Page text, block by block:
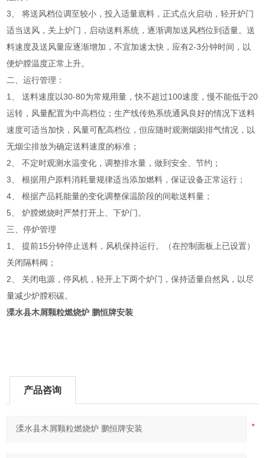
3、 将送风档位调至较小，投入适量底料，正式点火启动，轻开炉门
适当送风，关上炉门，启动送料系统，逐渐调加送风档位到适量。送
料速度及送风量应逐渐增加，不宜加速太快，应有2-3分钟时间，以
便炉膛温度正常上升。
二、运行管理：
1、 送料速度以30-80为常规用量，快不超过100速度，慢不能低于20
运转，风量配置为中高档位；生产线传热系统通风良好的情况下送料
速度可适当加快，风量可配高档位，但应随时观测烟囱排气情况，以
无烟尘排放为确定送料速度的标准；
2、 不定时观测水温变化，调整排水量，做到安全、节约；
3、 根据用户原料消耗量规律适当添加燃料，保证设备正常运行；
4、 根据产品耗能量的变化调整保温阶段的间歇送料量；
5、 炉膛燃烧时严禁打开上、下炉门。
三、停炉管理
1、 提前15分钟停止送料，风机保持运行。（在控制面板上已设置）
关闭隔料阀；
2、 关闭电源，停风机，轻开上下两个炉门，保持适量自然风，以尽
量减少炉膛积碳。
溧水县木屑颗粒燃烧炉 鹏恒牌安装
产品咨询